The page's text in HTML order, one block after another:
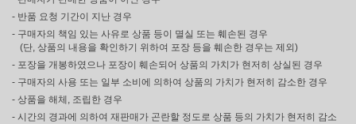
- 반품 요청 기간이 지난 경우
- 구매자의 책임 있는 사유로 상품 등이 멸실 또는 훼손된 경우
(단, 상품의 내용을 확인하기 위하여 포장 등을 훼손한 경우는 제외)
- 포장을 개봉하였으나 포장이 훼손되어 상품의 가치가 현저히 상실된 경우
- 구매자의 사용 또는 일부 소비에 의하여 상품의 가치가 현저히 감소한 경우
- 상품을 해체, 조립한 경우
- 시간의 경과에 의하여 재판매가 곤란할 정도로 상품 등의 가치가 현저히 감소